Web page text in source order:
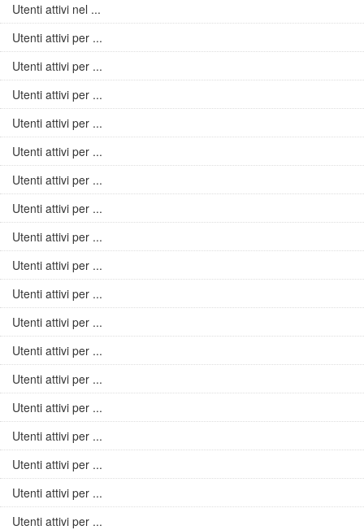
Utenti attivi nel ...
Utenti attivi per ...
Utenti attivi per ...
Utenti attivi per ...
Utenti attivi per ...
Utenti attivi per ...
Utenti attivi per ...
Utenti attivi per ...
Utenti attivi per ...
Utenti attivi per ...
Utenti attivi per ...
Utenti attivi per ...
Utenti attivi per ...
Utenti attivi per ...
Utenti attivi per ...
Utenti attivi per ...
Utenti attivi per ...
Utenti attivi per ...
Utenti attivi per ...